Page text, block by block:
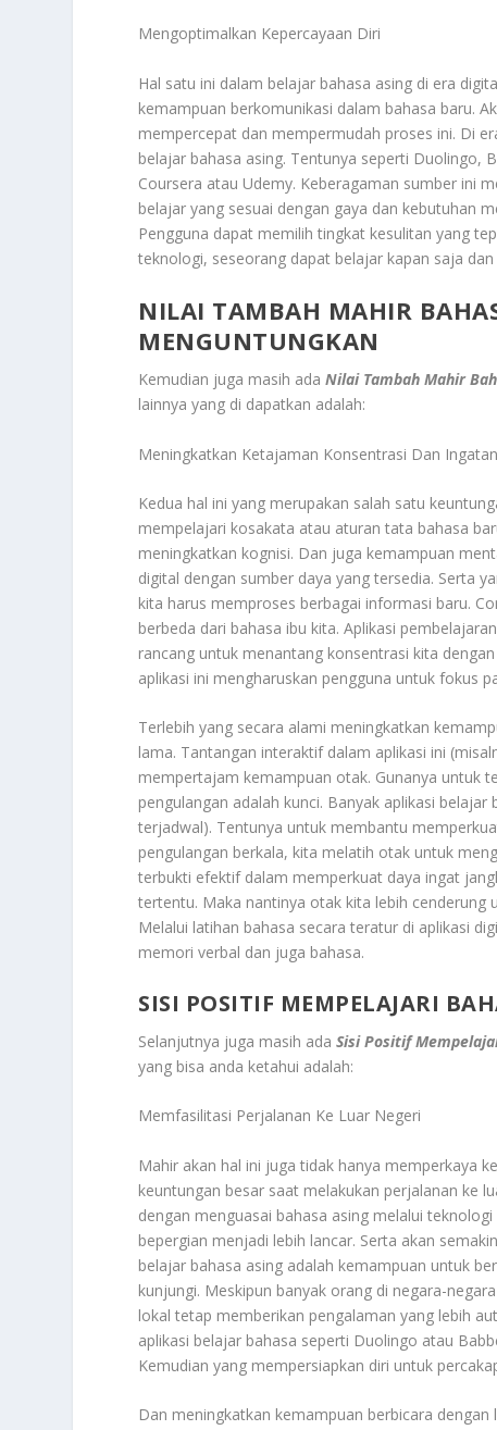
Mengoptimalkan Kepercayaan Diri
Hal satu ini dalam belajar bahasa asing di era
kemampuan berkomunikasi dalam bahasa baru.
mempercepat dan mempermudah proses ini. Di
belajar bahasa asing. Tentunya seperti Duolingo,
Coursera atau Udemy. Keberagaman sumber ini
belajar yang sesuai dengan gaya dan kebutuhan
Pengguna dapat memilih tingkat kesulitan yang
teknologi, seseorang dapat belajar kapan saja
NILAI TAMBAH MAHIR
MENGUNTUNGKAN
Kemudian juga masih adaNilai Tambah Mahir
lainnya yang di dapatkan adalah:
Meningkatkan Ketajaman Konsentrasi Dan Ingatan
Kedua hal ini yang merupakan salah satu
mempelajari kosakata atau aturan tata bahasa
meningkatkan kognisi. Dan juga kemampuan
digital dengan sumber daya yang tersedia. Serta
kita harus memproses berbagai informasi baru.
berbeda dari bahasa ibu kita. Aplikasi
rancang untuk menantang konsentrasi kita
aplikasi ini mengharuskan pengguna untuk fokus
Terlebih yang secara alami meningkatkan
lama. Tantangan interaktif dalam aplikasi ini
mempertajam kemampuan otak. Gunanya untuk
pengulangan adalah kunci. Banyak aplikasi
terjadwal). Tentunya untuk membantu
pengulangan berkala, kita melatih otak untuk
terbukti efektif dalam memperkuat daya ingat
tertentu. Maka nantinya otak kita lebih
Melalui latihan bahasa secara teratur di aplikasi
memori verbal dan juga bahasa.
SISI POSITIF MEMPELAJARI
Selanjutnya juga masih adaSisi Positif
yang bisa anda ketahui adalah:
Memfasilitasi Perjalanan Ke Luar Negeri
Mahir akan hal ini juga tidak hanya memperkaya
keuntungan besar saat melakukan perjalanan ke
dengan menguasai bahasa asing melalui
bepergian menjadi lebih lancar. Serta akan
belajar bahasa asing adalah kemampuan untuk
kunjungi. Meskipun banyak orang di negara-
lokal tetap memberikan pengalaman yang lebih
aplikasi belajar bahasa seperti Duolingo atau
Kemudian yang mempersiapkan diri untuk
Dan meningkatkan kemampuan berbicara